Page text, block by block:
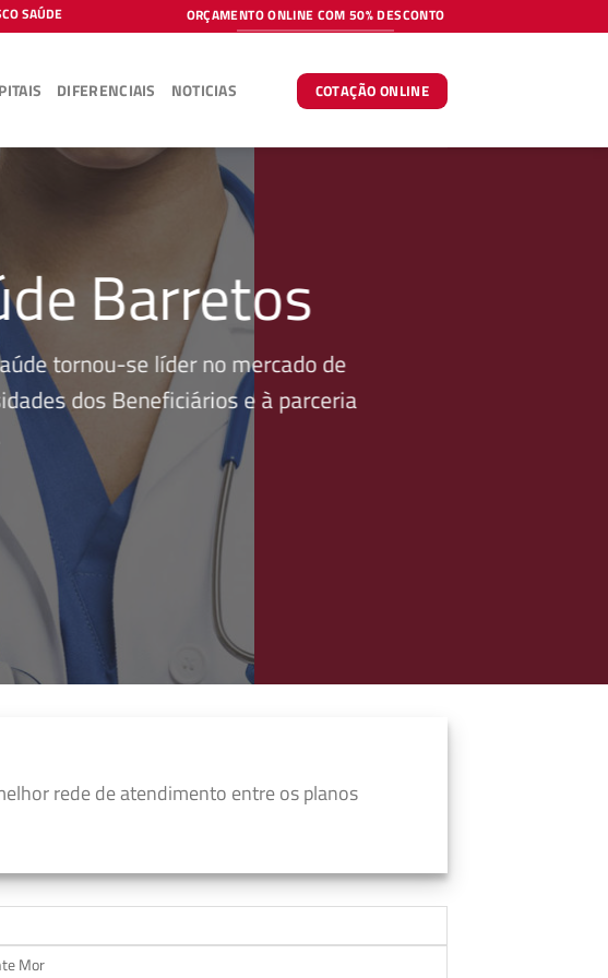
SAÚDE ORÇAMENTO ONLINE COM 50% DESCONTO
DIFERENCIAIS NOTICIAS COTAÇÃO ONLINE
Barretos
tornou-se líder no mercado de
dos Beneficiários e à parceria
rede de atendimento entre os planos
Mor